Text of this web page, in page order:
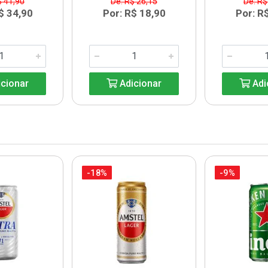
34,90 Por: R$ 18,90
Adicionar
Por:
-18% -9%